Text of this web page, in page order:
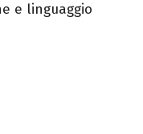
e linguaggio